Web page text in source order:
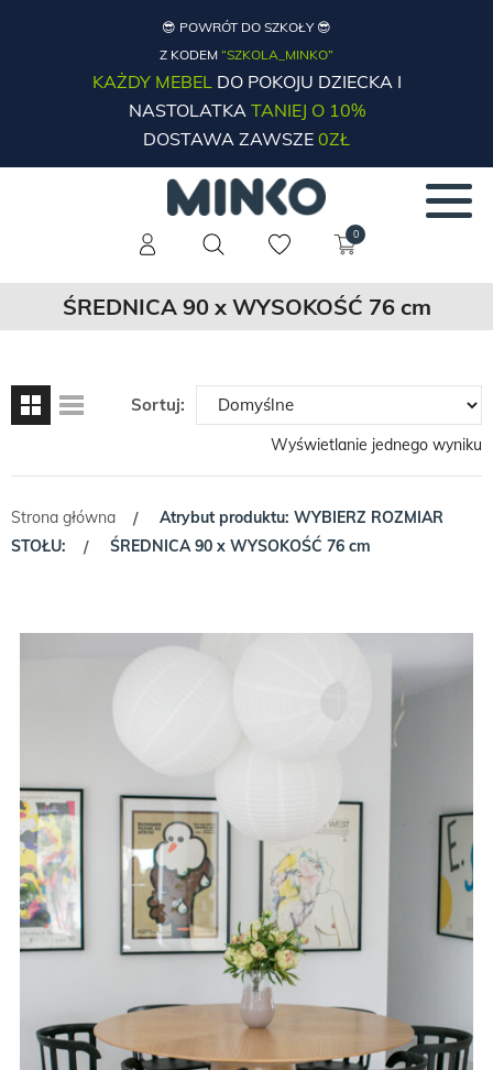
😎 POWRÓT DO SZKOŁY 😎
Z KODEM “SZKOLA_MINKO”
KAŻDY MEBELDO POKOJU DZIECKA I
NASTOLATKATANIEJ O 10%
DOSTAWA ZAWSZE 0ZŁ
0
ŚREDNICA 90 x WYSOKOŚĆ 76 cm
Sortuj:
Wyświetlanie jednego wyniku
Strona główna /
Atrybut produktu: WYBIERZ ROZMIAR
STOŁU:
/ ŚREDNICA 90 x WYSOKOŚĆ 76 cm